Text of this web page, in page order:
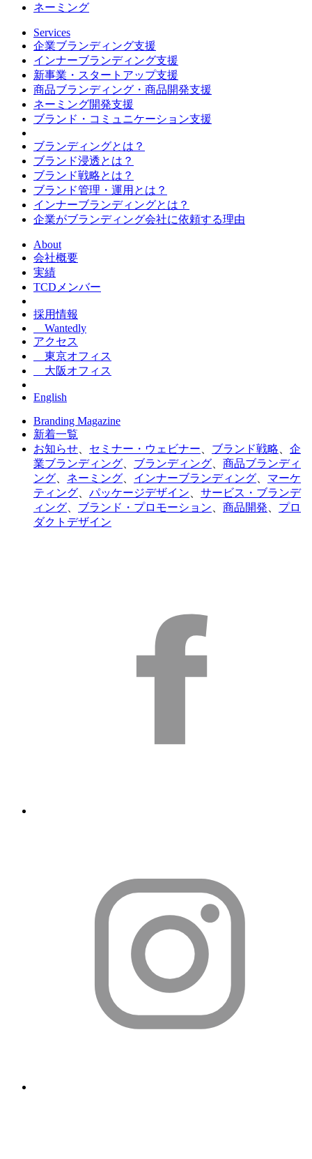
ネーミング
Services
企業ブランディング支援
インナーブランディング支援
新事業・スタートアップ支援
商品ブランディング・商品開発支援
ネーミング開発支援
ブランド・コミュニケーション支援
ブランディングとは？
ブランド浸透とは？
ブランド戦略とは？
ブランド管理・運用とは？
インナーブランディングとは？
企業がブランディング会社に依頼する理由
About
会社概要
実績
TCDメンバー
採用情報
Wantedly
アクセス
東京オフィス
大阪オフィス
English
Branding Magazine
新着一覧
お知らせ
セミナー・ウェビナー ブランド戦略
企
業ブランディング
ブランディング
商品ブランディ
ング
ネーミング インナーブランディング
マーケ
ティング
パッケージデザイン
サービス・ブランデ
ィング
ブランド・プロモーション 商品開発
プロ
ダクトデザイン